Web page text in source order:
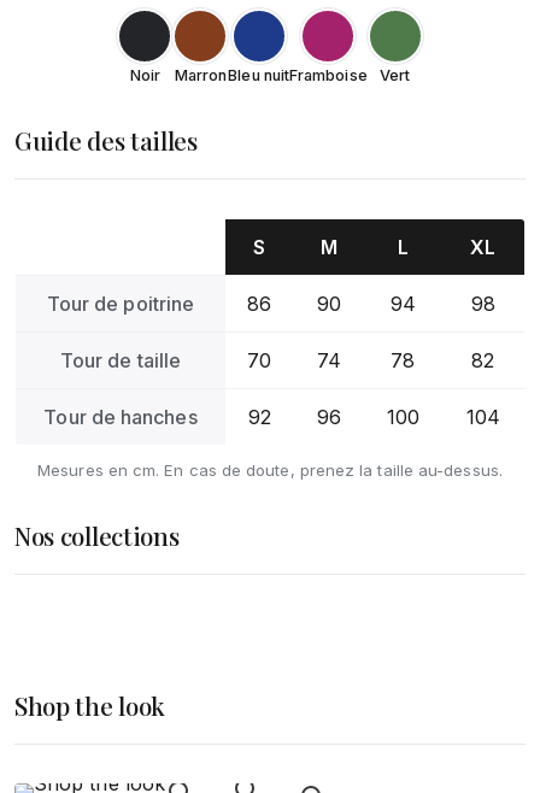
Noir MarronBleu nuitFramboise Vert
Guide des tailles
S M L XL
Tour de poitrine 86 90 94 98
Tour de taille 70 74 78 82
Tour de hanches 92 96 100 104
Mesures en cm. En cas de doute, prenez la taille au-dessus.
Nos collections
DÉCOUVRIR
Accessoires
DÉCOUVRIR
Shop the look